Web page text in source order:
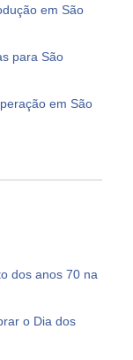
em São
para São
em São
dos anos 70 na
o Dia dos